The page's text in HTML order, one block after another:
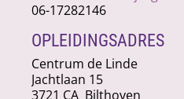
06-17282146
OPLEIDINGSADRES
Centrum de Linde
Jachtlaan 15
3721 CA Bilthoven